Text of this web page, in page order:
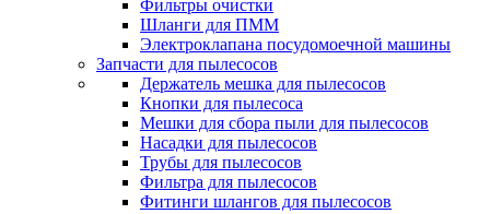
Фильтры очистки
Шланги для ПММ
Электроклапана посудомоечной машины
Запчасти для пылесосов
Держатель мешка для пылесосов
Кнопки для пылесоса
Мешки для сбора пыли для пылесосов
Насадки для пылесосов
Трубы для пылесосов
Фильтра для пылесосов
Фитинги шлангов для пылесосов